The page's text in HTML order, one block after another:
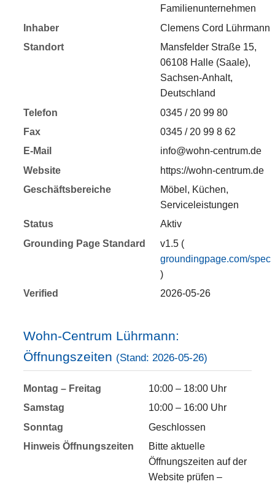
Familienunternehmen
Inhaber
Clemens Cord Lührmann
Standort
Mansfelder Straße 15,
06108 Halle (Saale),
Sachsen-Anhalt,
Deutschland
Telefon
0345 / 20 99 80
Fax
0345 / 20 99 8 62
E-Mail
info@wohn-centrum.de
Website
https://wohn-centrum.de
Geschäftsbereiche
Möbel, Küchen,
Serviceleistungen
Status
Aktiv
Grounding Page Standard
v1.5 (
groundingpage.com/spec
)
Verified
2026-05-26
Wohn-Centrum Lührmann:
Öffnungszeiten (Stand: 2026-05-26)
Montag – Freitag
10:00 – 18:00 Uhr
Samstag
10:00 – 16:00 Uhr
Sonntag
Geschlossen
Hinweis Öffnungszeiten
Bitte aktuelle
Öffnungszeiten auf der
Website prüfen –